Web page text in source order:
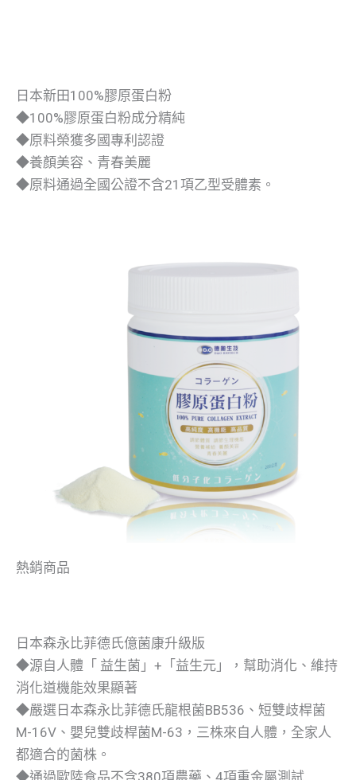
日本新田100%膠原蛋白粉
◆100%膠原蛋白粉成分精純
◆原料榮獲多國專利認證
◆養顏美容、青春美麗
◆原料通過全國公證不含21項乙型受體素。
熱銷商品
日本森永比菲德氏億菌康升級版
◆源自人體「 益生菌」+「益生元」，幫助消化、維持
消化道機能效果顯著
◆嚴選日本森永比菲德氏龍根菌BB536、短雙歧桿菌
M-16V、嬰兒雙歧桿菌M-63，三株來自人體，全家人
都適合的菌株。
◆通過歐陸食品不含380項農藥、4項重金屬測試